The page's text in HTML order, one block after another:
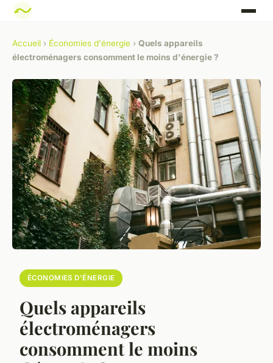
Accueil › Économies d'énergie › Quels appareils
électroménagers consomment le moins d'énergie ?
ÉCONOMIES D'ÉNERGIE
Quels appareils
électroménagers
consomment le moins